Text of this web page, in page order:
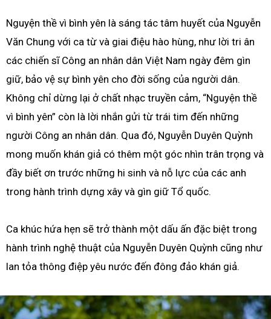
Nguyện thề vì bình yên là sáng tác tâm huyết của Nguyễn
Văn Chung với ca từ và giai điệu hào hùng, như lời tri ân
các chiến sĩ Công an nhân dân Việt Nam ngày đêm gìn
giữ, bảo vệ sự bình yên cho đời sống của người dân.
Không chỉ dừng lại ở chất nhạc truyền cảm, “Nguyện thề
vì bình yên” còn là lời nhắn gửi từ trái tim đến những
người Công an nhân dân. Qua đó, Nguyễn Duyên Quỳnh
mong muốn khán giả có thêm một góc nhìn trân trọng và
đầy biết ơn trước những hi sinh và nỗ lực của các anh
trong hành trình dựng xây và gìn giữ Tổ quốc.
Ca khúc hứa hẹn sẽ trở thành một dấu ấn đặc biệt trong
hành trình nghệ thuật của Nguyễn Duyên Quỳnh cũng như
lan tỏa thông điệp yêu nước đến đông đảo khán giả.